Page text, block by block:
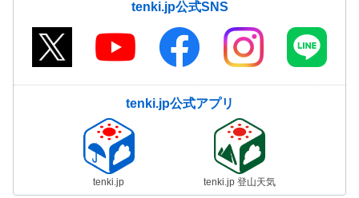
tenki.jp公式SNS
tenki.jp公式アプリ
tenki.jp tenki.jp 登山天気